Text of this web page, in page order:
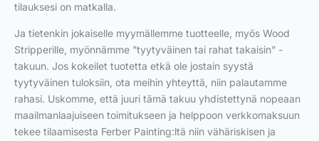
tilauksesi on matkalla.
Ja tietenkin jokaiselle myymällemme tuotteelle, myös Wood
Stripperille, myönnämme ”tyytyväinen tai rahat takaisin” -
takuun. Jos kokeilet tuotetta etkä ole jostain syystä
tyytyväinen tuloksiin, ota meihin yhteyttä, niin palautamme
rahasi. Uskomme, että juuri tämä takuu yhdistettynä nopeaan
maailmanlaajuiseen toimitukseen ja helppoon verkkomaksuun
tekee tilaamisesta Ferber Painting:ltä niin vähäriskisen ja